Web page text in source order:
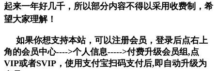
起来一年好几千，所以部分内容不得以采用收费制，希
望大家理解！
如果你想支持本站，可以注册会员，登录后点右上
角的会员中心---->个人信息----->付费升级会员组,点
VIP或者SVIP，使用支付宝扫码支付后,即自动升级为